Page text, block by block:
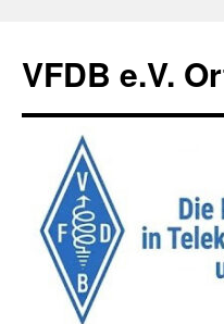
springen
VFDB e.V.